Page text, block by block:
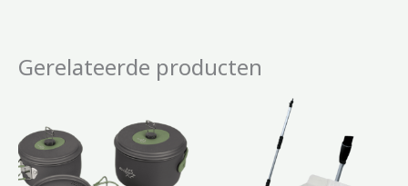
Gerelateerde producten